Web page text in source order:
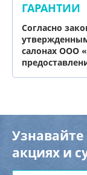
ГАРАНТИИ
Согласно
салонах ООО
акциях и